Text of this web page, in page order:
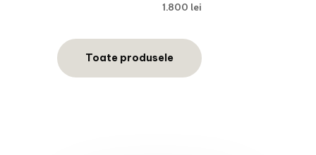
1.800 lei
Toate produsele